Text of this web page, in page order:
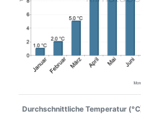
Durchschnittliche Temperatur